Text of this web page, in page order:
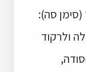
(סימן סה):
ולרקוד